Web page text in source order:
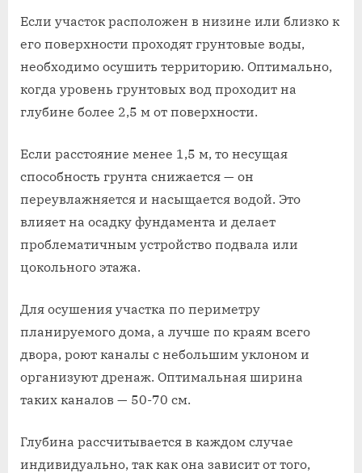
Если участок расположен в низине или близко к
его поверхности проходят грунтовые воды,
необходимо осушить территорию. Оптимально,
когда уровень грунтовых вод проходит на
глубине более 2,5 м от поверхности.
Если расстояние менее 1,5 м, то несущая
способность грунта снижается — он
переувлажняется и насыщается водой. Это
влияет на осадку фундамента и делает
проблематичным устройство подвала или
цокольного этажа.
Для осушения участка по периметру
планируемого дома, а лучше по краям всего
двора, роют каналы с небольшим уклоном и
организуют дренаж. Оптимальная ширина
таких каналов — 50-70 см.
Глубина рассчитывается в каждом случае
индивидуально, так как она зависит от того,